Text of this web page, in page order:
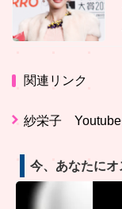
関連リンク
紗栄子 Youtube
今、あなたにオ